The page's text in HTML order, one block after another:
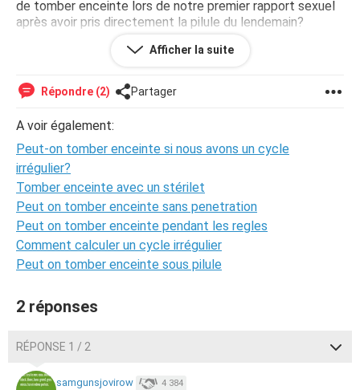
de tomber enceinte lors de notre premier rapport sexuel
après avoir pris directement la pilule du lendemain?
Je vous remercie d'avance
(Nesrine)
Afficher la suite
Répondre (2) Partager
A voir également:
Peut-on tomber enceinte si nous avons un cycle
irrégulier?
Tomber enceinte avec un stérilet
Peut on tomber enceinte sans penetration
Peut on tomber enceinte pendant les regles
Comment calculer un cycle irrégulier
Peut on tomber enceinte sous pilule
2 réponses
RÉPONSE 1 / 2
samgunsjovirow 4 384